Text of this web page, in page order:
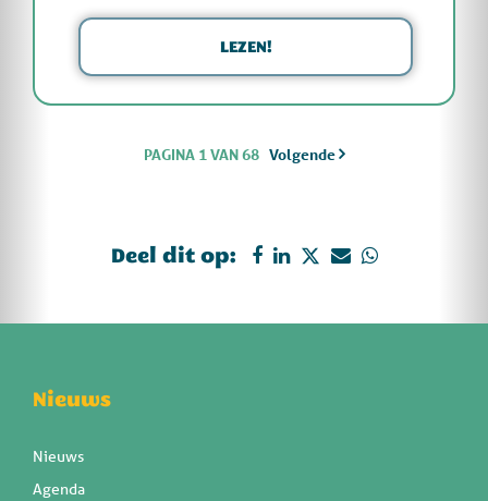
LEZEN!
PAGINA 1 VAN 68 Volgende
Deel dit op:
Nieuws
Nieuws
Agenda